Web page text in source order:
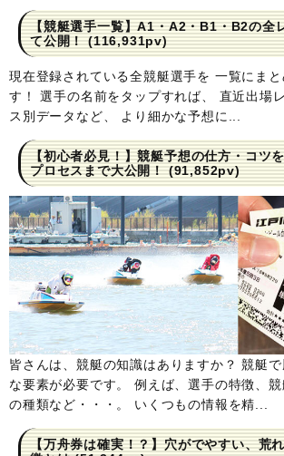
【競艇選手一覧】A1・A2・B1・B2の全
て公開！(116,931pv)
現在登録されている全競艇選手を 一覧にまと
す！ 選手の名前をタップすれば、 直近出場
ス別データなど、 より細かな予想に...
【初心者必見！】競艇予想の仕方・コツ
プロセスまで大公開！(91,852pv)
皆さんは、競艇の知識はありますか？ 競艇
な要素が必要です。 例えば、選手の特徴、
の種類など・・・。 いくつもの情報を精...
【万舟券は確実！？】穴がでやすい、荒